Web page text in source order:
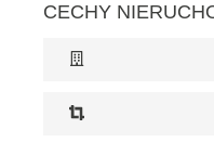
CECHY